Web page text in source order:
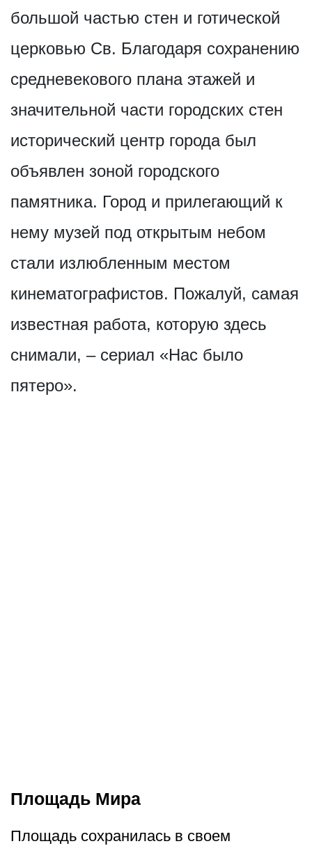
большой частью стен и готической
церковью Св. Благодаря сохранению
средневекового плана этажей и
значительной части городских стен
исторический центр города был
объявлен зоной городского
памятника. Город и прилегающий к
нему музей под открытым небом
стали излюбленным местом
кинематографистов. Пожалуй, самая
известная работа, которую здесь
снимали, – сериал «Нас было
пятеро».
Площадь Мира
Площадь сохранилась в своем